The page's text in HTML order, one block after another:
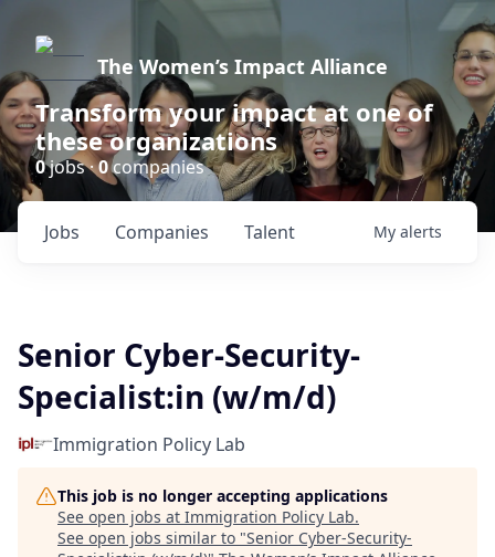
The Women’s Impact Alliance
Transform your impact at one of
these organizations
0jobs ·0companies
Jobs Companies Talent My alerts
Senior Cyber-Security-
Specialist:in (w/m/d)
Immigration Policy Lab
This job is no longer accepting applications
See open jobs at Immigration Policy Lab.
See open jobs similar to "Senior Cyber-Security-